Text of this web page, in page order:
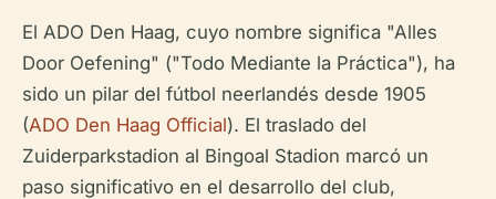
El ADO Den Haag, cuyo nombre significa "Alles
Door Oefening" ("Todo Mediante la Práctica"), ha
sido un pilar del fútbol neerlandés desde 1905
(ADO Den Haag Official). El traslado del
Zuiderparkstadion al Bingoal Stadion marcó un
paso significativo en el desarrollo del club,